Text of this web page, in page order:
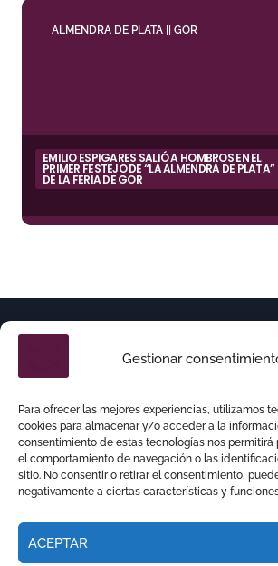
Gestionar
Para ofrecer las mejores experiencias, utilizamos
cookies para almacenar y/o acceder a la
consentimiento de estas tecnologías nos permitirá
el comportamiento de navegación o las
sitio. No consentir o retirar el consentimiento,
negativamente a ciertas características y
ACEPTAR
ALMENDRA DE PLATA || GOR
EMILIO ESPIGARES SALIÓ A HOMBROS EN EL
PRIMER FESTEJO DE “LA ALMENDRA DE PLATA”
DE LA FERIA DE GOR